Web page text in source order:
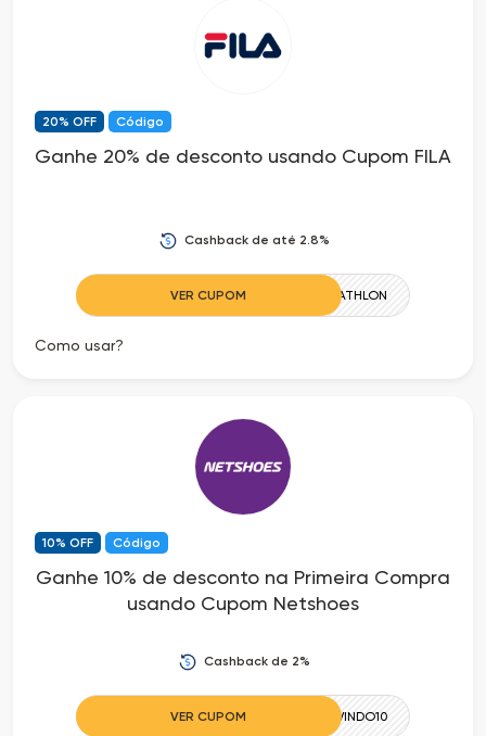
20% OFF Código
Ganhe 20% de desconto usando Cupom FILA
Cashback de até 2.8%
VER CUPOM TRIATHLON
Como usar?
10% OFF Código
Ganhe 10% de desconto na Primeira Compra
usando Cupom Netshoes
Cashback de 2%
VER CUPOM BEMVINDO10